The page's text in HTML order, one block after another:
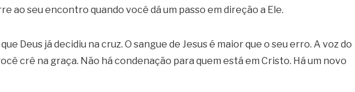
ao seu encontro quando você dá um passo em direção a Ele.
Deus já decidiu na cruz. O sangue de Jesus é maior que o seu erro. A voz do
crê na graça. Não há condenação para quem está em Cristo. Há um novo